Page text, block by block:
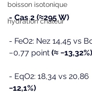
boisson isotonique
hydration chaleur
- Cas 2 (≈295 W)
- FeO2: Nez 14,45 vs
−0,77 point (≈ −13,32%)
- EqO2: 18,34 vs
−12,1%)